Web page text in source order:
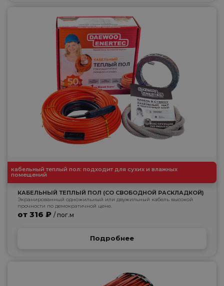
кабельный теплый пол: подходит для сухих и влажных
помещений
КАБЕЛЬНЫЙ ТЕПЛЫЙ ПОЛ (СО СВОБОДНОЙ РАСКЛАДКОЙ)
Экранированный одножильный или двужильный кабель высокой
прочности по демократичной цене.
от 316 ₽ / пог.м
Подробнее